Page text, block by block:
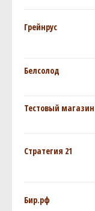
Грейнрус
Белсолод
Тестовый магазин
Стратегия 21
Бир.рф